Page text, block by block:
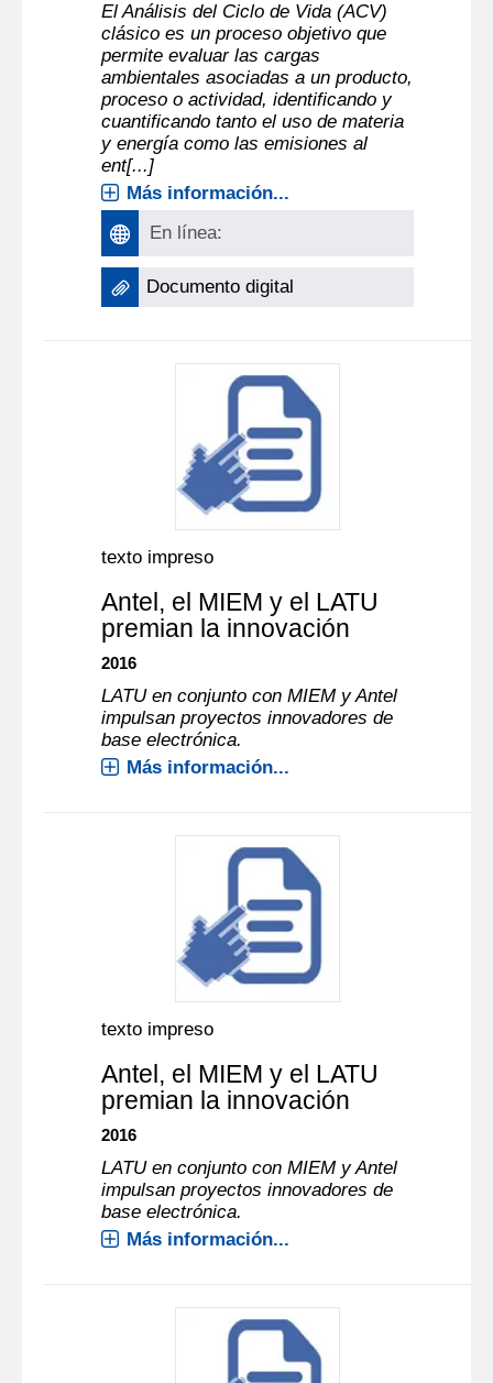
El Análisis del Ciclo de Vida (ACV)
clásico es un proceso objetivo que
permite evaluar las cargas
ambientales asociadas a un producto,
proceso o actividad, identificando y
cuantificando tanto el uso de materia
y energía como las emisiones al
ent[...]
Más información...
En línea:
Documento digital
texto impreso
Antel, el MIEM y el LATU
premian la innovación
2016
LATU en conjunto con MIEM y Antel
impulsan proyectos innovadores de
base electrónica.
Más información...
texto impreso
Antel, el MIEM y el LATU
premian la innovación
2016
LATU en conjunto con MIEM y Antel
impulsan proyectos innovadores de
base electrónica.
Más información...